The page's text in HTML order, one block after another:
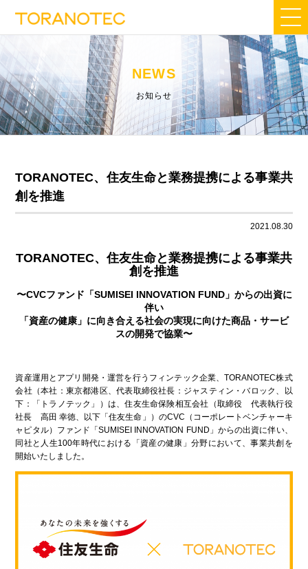
NEWS
お知らせ
TORANOTEC、住友生命と業務提携による事業共
創を推進
2021.08.30
TORANOTEC、住友生命と業務提携による事業共
創を推進
〜CVCファンド「SUMISEI INNOVATION FUND」からの出資に
伴い
「資産の健康」に向き合える社会の実現に向けた商品・サービ
スの開発で協業〜
資産運用とアプリ開発・運営を行うフィンテック企業、TORANOTEC株式
会社（本社：東京都港区、代表取締役社長：ジャスティン・バロック、以
下：「トラノテック」）は、住友生命保険相互会社（取締役 代表執行役
社長 高田 幸徳、以下「住友生命」）のCVC（コーポレートベンチャーキ
ャピタル）ファンド「SUMISEI INNOVATION FUND」からの出資に伴い、
同社と人生100年時代における「資産の健康」分野において、事業共創を
開始いたしました。